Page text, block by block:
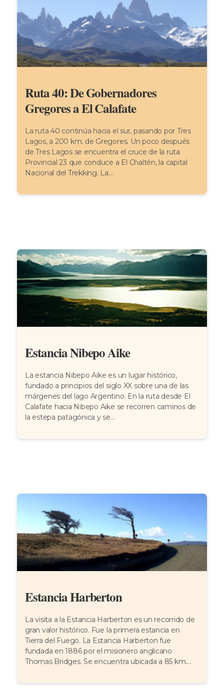
Ruta 40: De Gobernadores
Gregores a El Calafate
La ruta 40 continúa hacia el sur, pasando por Tres
Lagos, a 200 km. de Gregores. Un poco después
de Tres Lagos se encuentra el cruce de la ruta
Provincial 23 que conduce a El Chaltén, la capital
Nacional del Trekking. La...
Estancia Nibepo Aike
La estancia Nibepo Aike es un lugar histórico,
fundado a principios del siglo XX sobre una de las
márgenes del lago Argentino. En la ruta desde El
Calafate hacia Nibepo Aike se recorren caminos de
la estepa patagónica y se...
Estancia Harberton
La visita a la Estancia Harberton es un recorrido de
gran valor histórico. Fue la primera estancia en
Tierra del Fuego. La Estancia Harberton fue
fundada en 1886 por el misionero anglicano
Thomas Bridges. Se encuentra ubicada a 85 km....